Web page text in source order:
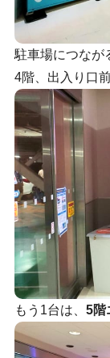
駐車場につなが
4階、出入り口
もう1台は、 5階